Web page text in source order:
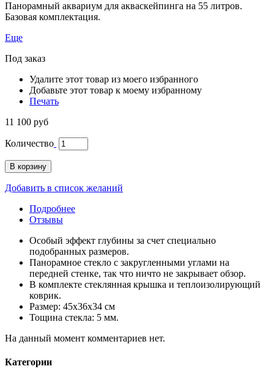
Панорамный аквариум для акваскейпинга на 55 литров.
Базовая комплектация.
Еще
Под заказ
Удалите этот товар из моего избранного
Добавьте этот товар к моему избранному
Печать
11 100 руб
Количество
В корзину
Добавить в список желаний
Подробнее
Отзывы
Особый эффект глубины за счет специально
подобранных размеров.
Панорамное стекло с закругленными углами на
передней стенке, так что ничто не закрывает обзор.
В комплекте стеклянная крышка и теплоизолирующий
коврик.
Размер: 45х36х34 см
Тощина стекла: 5 мм.
На данный момент комментариев нет.
Категории